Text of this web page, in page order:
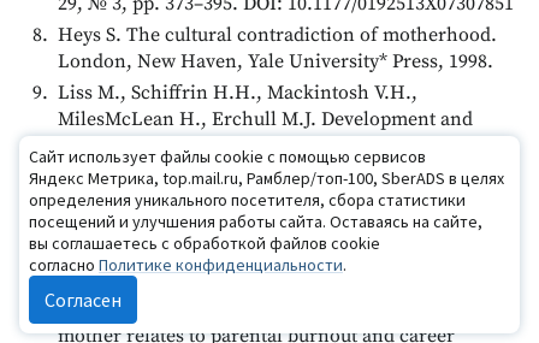
Heys S. The cultural contradiction of motherhood.
London, New Haven, Yale University* Press, 1998.
Liss M., Schiffrin H.H., Mackintosh V.H.,
MilesMcLean H., Erchull М.J. Development and
Validation of a Quantitative Measure of Intensive
Parenting Attitudes. Journal of Child and Family
Studies, 2013, vol. 22, рр. 621–636. DOI:
10.1007/s10826-012-9616-y
Meeussen L., Van Laar С. Feeling pressure to be a
perfect mother relates to parental burnout and
career ambitions. Feeling pressure to be a perfect
mother relates to parental burnout and career
Сайт использует файлы cookie с помощью сервисов
Яндекс Метрика, top.mail.ru, Рамблер/топ-100, SberADS в целях
определения уникального посетителя, сбора статистики
посещений и улучшения работы сайта. Оставаясь на сайте,
вы соглашаетесь с обработкой файлов cookie
согласно Политике конфиденциальности.
Согласен